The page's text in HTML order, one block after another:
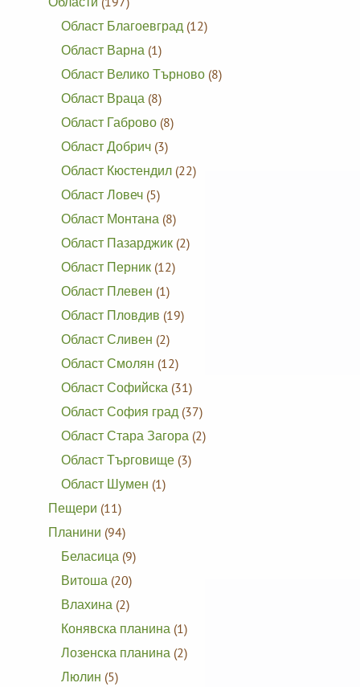
Област Благоевград (12)
Област Варна (1)
Област Велико Търново (8)
Област Враца (8)
Област Габрово (8)
Област Добрич (3)
Област Кюстендил (22)
Област Ловеч (5)
Област Монтана (8)
Област Пазарджик (2)
Област Перник (12)
Област Плевен (1)
Област Пловдив (19)
Област Сливен (2)
Област Смолян (12)
Област Софийска (31)
Област София град (37)
Област Стара Загора (2)
Област Търговище (3)
Област Шумен (1)
Пещери (11)
Планини (94)
Беласица (9)
Витоша (20)
Влахина (2)
Конявска планина (1)
Лозенска планина (2)
Люлин (5)